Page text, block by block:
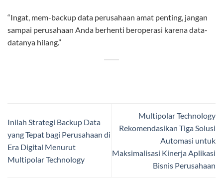
“Ingat, mem-backup data perusahaan amat penting, jangan
sampai perusahaan Anda berhenti beroperasi karena data-
datanya hilang.”
Inilah Strategi Backup Data
yang Tepat bagi Perusahaan di
Era Digital Menurut
Multipolar Technology
Multipolar Technology
Rekomendasikan Tiga Solusi
Automasi untuk
Maksimalisasi Kinerja Aplikasi
Bisnis Perusahaan